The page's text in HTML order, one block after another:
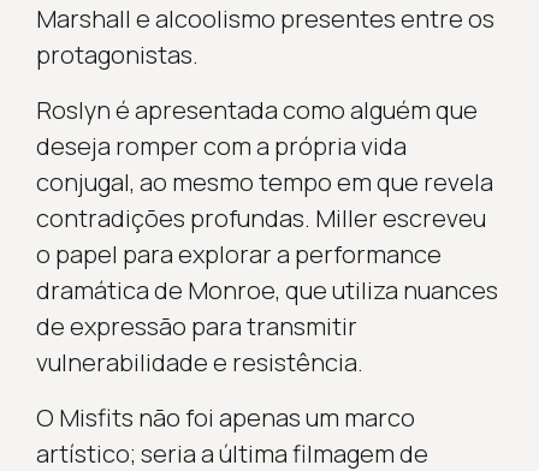
Marshall e alcoolismo presentes entre os
protagonistas.
Roslyn é apresentada como alguém que
deseja romper com a própria vida
conjugal, ao mesmo tempo em que revela
contradições profundas. Miller escreveu
o papel para explorar a performance
dramática de Monroe, que utiliza nuances
de expressão para transmitir
vulnerabilidade e resistência.
O Misfits não foi apenas um marco
artístico; seria a última filmagem de